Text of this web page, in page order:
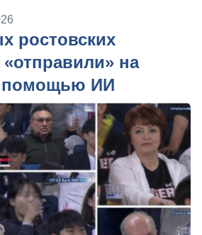
ростовских
на
помощью ИИ